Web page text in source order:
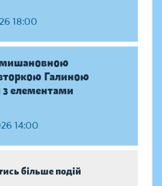
18:00
Галиною
елементами
14:00
більше подій